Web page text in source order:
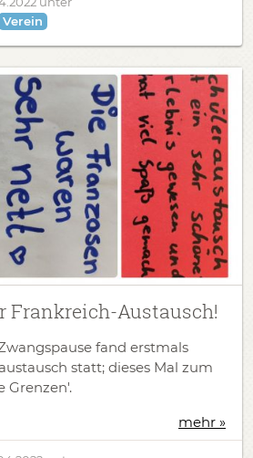
Verein
Frankreich-Austausch!
fand erstmals
statt; dieses Mal zum
Grenzen'.
mehr »